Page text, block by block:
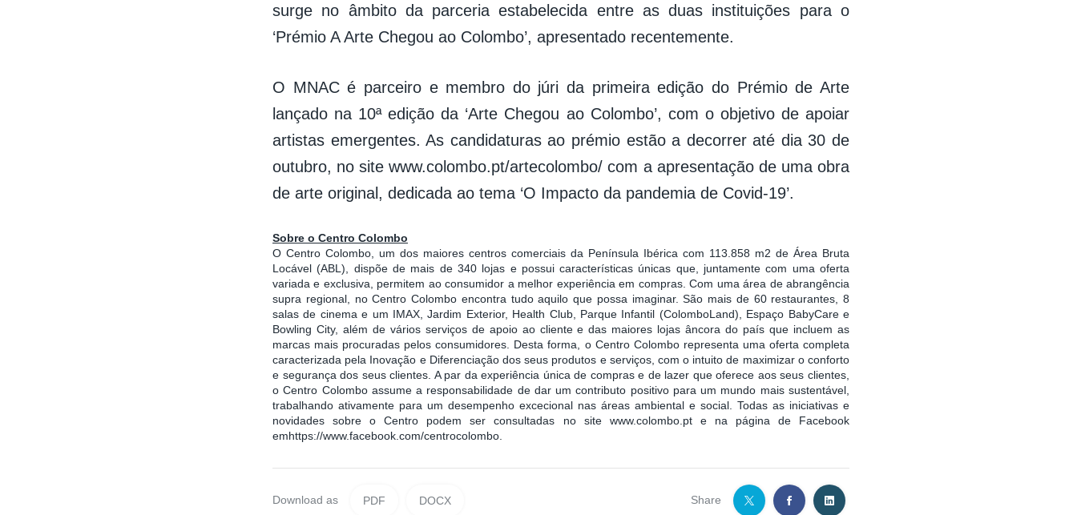
surge no âmbito da parceria estabelecida entre as duas instituições para o
‘Prémio A Arte Chegou ao Colombo’, apresentado recentemente.
O MNAC é parceiro e membro do júri da primeira edição do Prémio de Arte
lançado na 10ª edição da ‘Arte Chegou ao Colombo’, com o objetivo de apoiar
artistas emergentes. As candidaturas ao prémio estão a decorrer até dia 30 de
outubro, no site www.colombo.pt/artecolombo/ com a apresentação de uma obra
de arte original, dedicada ao tema ‘O Impacto da pandemia de Covid-19’.
Sobre o Centro Colombo
O Centro Colombo, um dos maiores centros comerciais da Península Ibérica com 113.858 m2 de Área Bruta
Locável (ABL), dispõe de mais de 340 lojas e possui características únicas que, juntamente com uma oferta
variada e exclusiva, permitem ao consumidor a melhor experiência em compras. Com uma área de abrangência
supra regional, no Centro Colombo encontra tudo aquilo que possa imaginar. São mais de 60 restaurantes, 8
salas de cinema e um IMAX, Jardim Exterior, Health Club, Parque Infantil (ColomboLand), Espaço BabyCare e
Bowling City, além de vários serviços de apoio ao cliente e das maiores lojas âncora do país que incluem as
marcas mais procuradas pelos consumidores. Desta forma, o Centro Colombo representa uma oferta completa
caracterizada pela Inovação e Diferenciação dos seus produtos e serviços, com o intuito de maximizar o conforto
e segurança dos seus clientes. A par da experiência única de compras e de lazer que oferece aos seus clientes,
o Centro Colombo assume a responsabilidade de dar um contributo positivo para um mundo mais sustentável,
trabalhando ativamente para um desempenho excecional nas áreas ambiental e social. Todas as iniciativas e
novidades sobre o Centro podem ser consultadas no site www.colombo.pt e na página de Facebook
emhttps://www.facebook.com/centrocolombo.
Download as PDF DOCX Share